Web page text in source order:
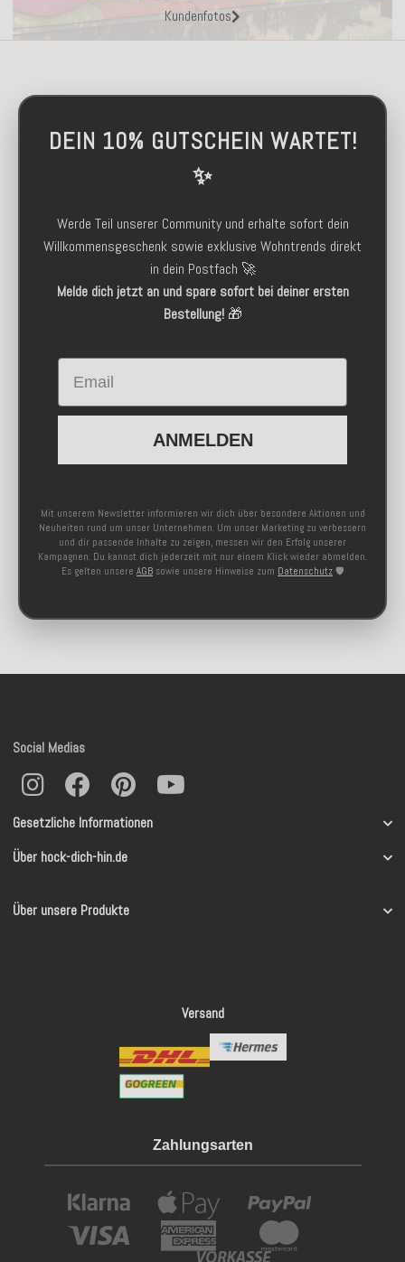
Kundenfotos
DEIN 10% GUTSCHEIN WARTET!
✨
Werde Teil unserer Community und erhalte sofort dein
Willkommensgeschenk sowie exklusive Wohntrends direkt
in dein Postfach 🚀
Melde dich jetzt an und spare sofort bei deiner ersten
Bestellung!🎁
Email
ANMELDEN
Mit unserem Newsletter informieren wir dich über besondere Aktionen und
Neuheiten rund um unser Unternehmen. Um unser Marketing zu verbessern
und dir passende Inhalte zu zeigen, messen wir den Erfolg unserer
Kampagnen. Du kannst dich jederzeit mit nur einem Klick wieder abmelden.
Es gelten unsere AGB sowie unsere Hinweise zum Datenschutz 🛡️
Gesetzliche Informationen
Über hock-dich-hin.de
Über unsere Produkte
Social Medias
Versand
Zahlungsarten